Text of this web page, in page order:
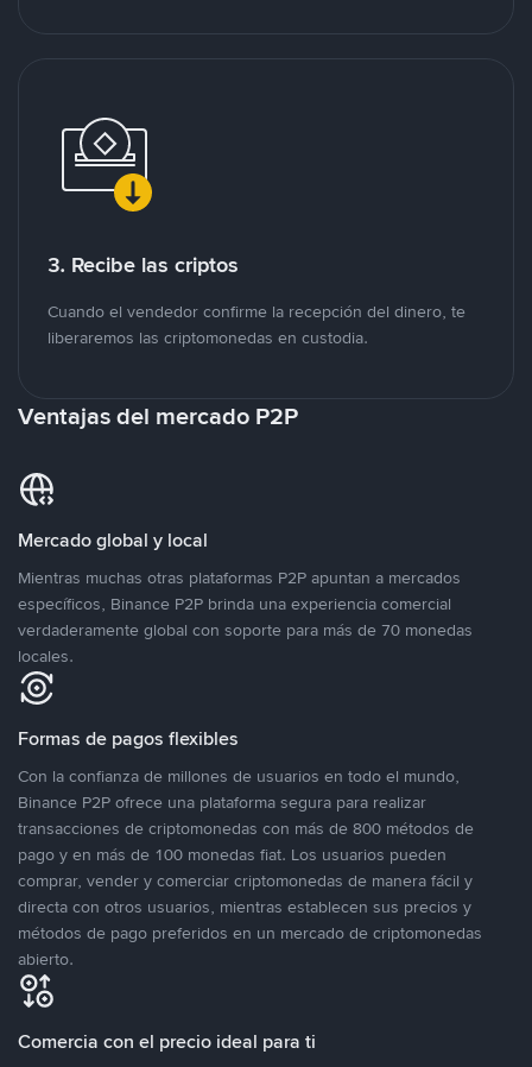
3. Recibe las criptos
Cuando el vendedor confirme la recepción del dinero, te
liberaremos las criptomonedas en custodia.
Ventajas del mercado P2P
Mercado global y local
Mientras muchas otras plataformas P2P apuntan a mercados
específicos, Binance P2P brinda una experiencia comercial
verdaderamente global con soporte para más de 70 monedas
locales.
Formas de pagos flexibles
Con la confianza de millones de usuarios en todo el mundo,
Binance P2P ofrece una plataforma segura para realizar
transacciones de criptomonedas con más de 800 métodos de
pago y en más de 100 monedas fiat. Los usuarios pueden
comprar, vender y comerciar criptomonedas de manera fácil y
directa con otros usuarios, mientras establecen sus precios y
métodos de pago preferidos en un mercado de criptomonedas
abierto.
Comercia con el precio ideal para ti